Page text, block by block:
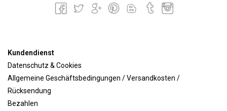
Kundendienst
Datenschutz & Cookies
Allgemeine Geschäftsbedingungen / Versandkosten /
Rücksendung
Bezahlen